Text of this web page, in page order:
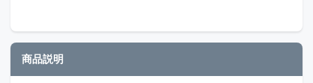
商品説明